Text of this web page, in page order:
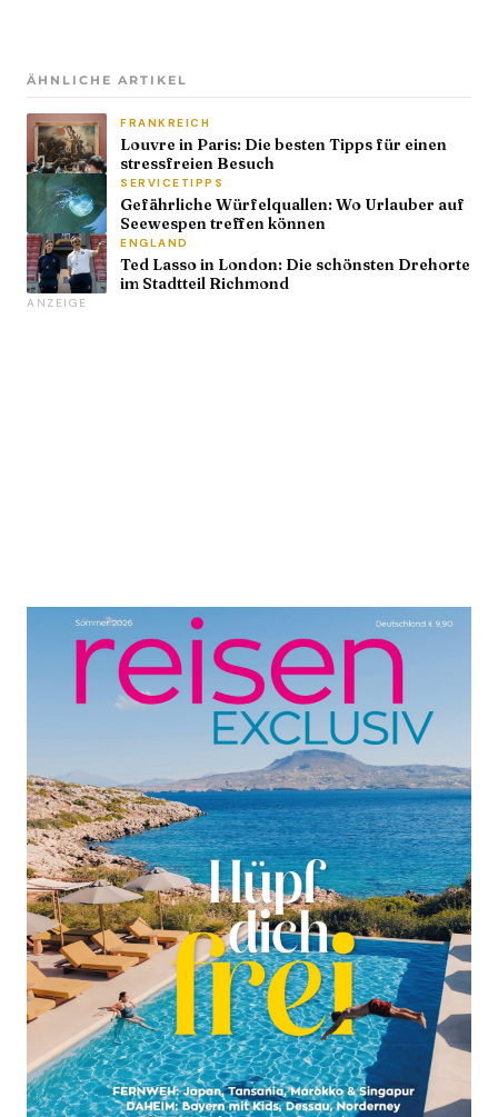
ÄHNLICHE ARTIKEL
FRANKREICH
Louvre in Paris: Die besten Tipps für einen
stressfreien Besuch
SERVICETIPPS
Gefährliche Würfelquallen: Wo Urlauber auf
Seewespen treffen können
ENGLAND
Ted Lasso in London: Die schönsten Drehorte
im Stadtteil Richmond
ANZEIGE